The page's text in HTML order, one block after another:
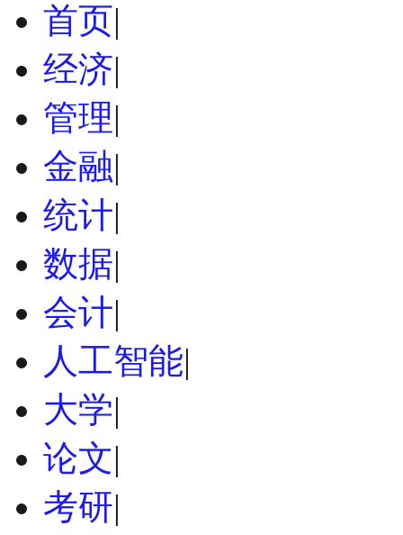
首页|
经济|
管理|
金融|
统计|
数据|
会计|
人工智能|
大学|
论文|
考研|